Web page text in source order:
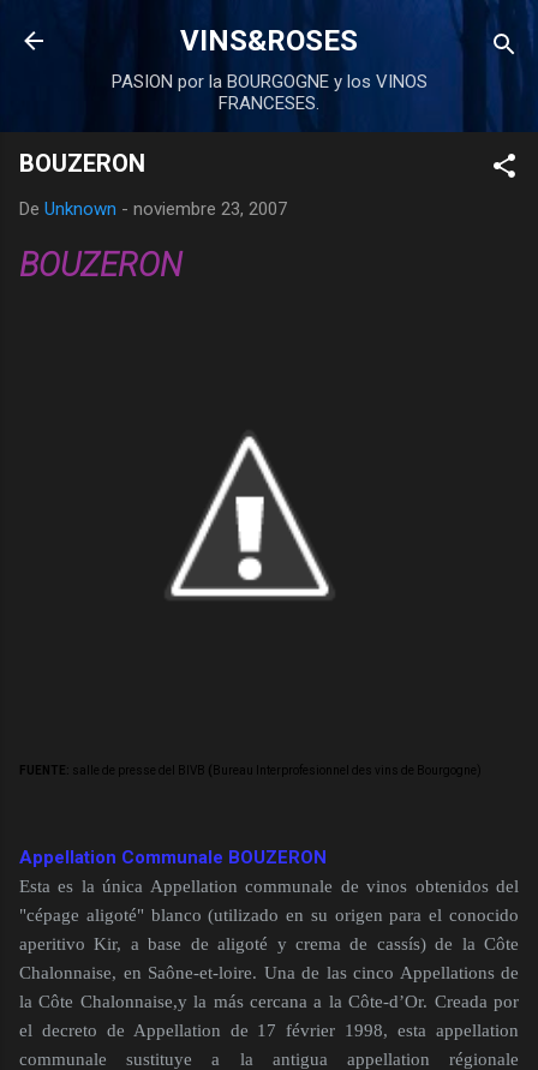
Ir al contenido principal
VINS&ROSES
PASION por la BOURGOGNE y los VINOS
FRANCESES.
BOUZERON
De Unknown - noviembre 23, 2007
BOUZERON
FUENTE: salle de presse del BIVB ( Bureau Interprofesionnel des vins de Bourgogne)
Appellation Communale BOUZERON
Esta es la única Appellation communale de vinos obtenidos del
"cépage aligoté" blanco (utilizado en su origen para el conocido
aperitivo Kir, a base de aligoté y crema de cassís) de la Côte
Chalonnaise, en Saône-et-loire. Una de las cinco Appellations de
la Côte Chalonnaise,y la más cercana a la Côte-d’Or. Creada por
el decreto de Appellation de 17 février 1998, esta appellation
communale sustituye a la antigua appellation régionale